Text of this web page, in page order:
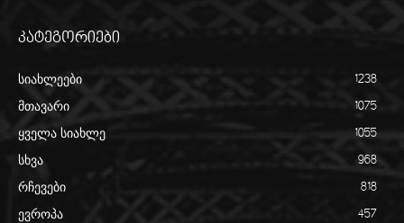
კატეგორიები
სიახლეები 1238
მთავარი 1075
ყველა სიახლე 1055
სხვა 968
რჩევები 818
ევროპა 457